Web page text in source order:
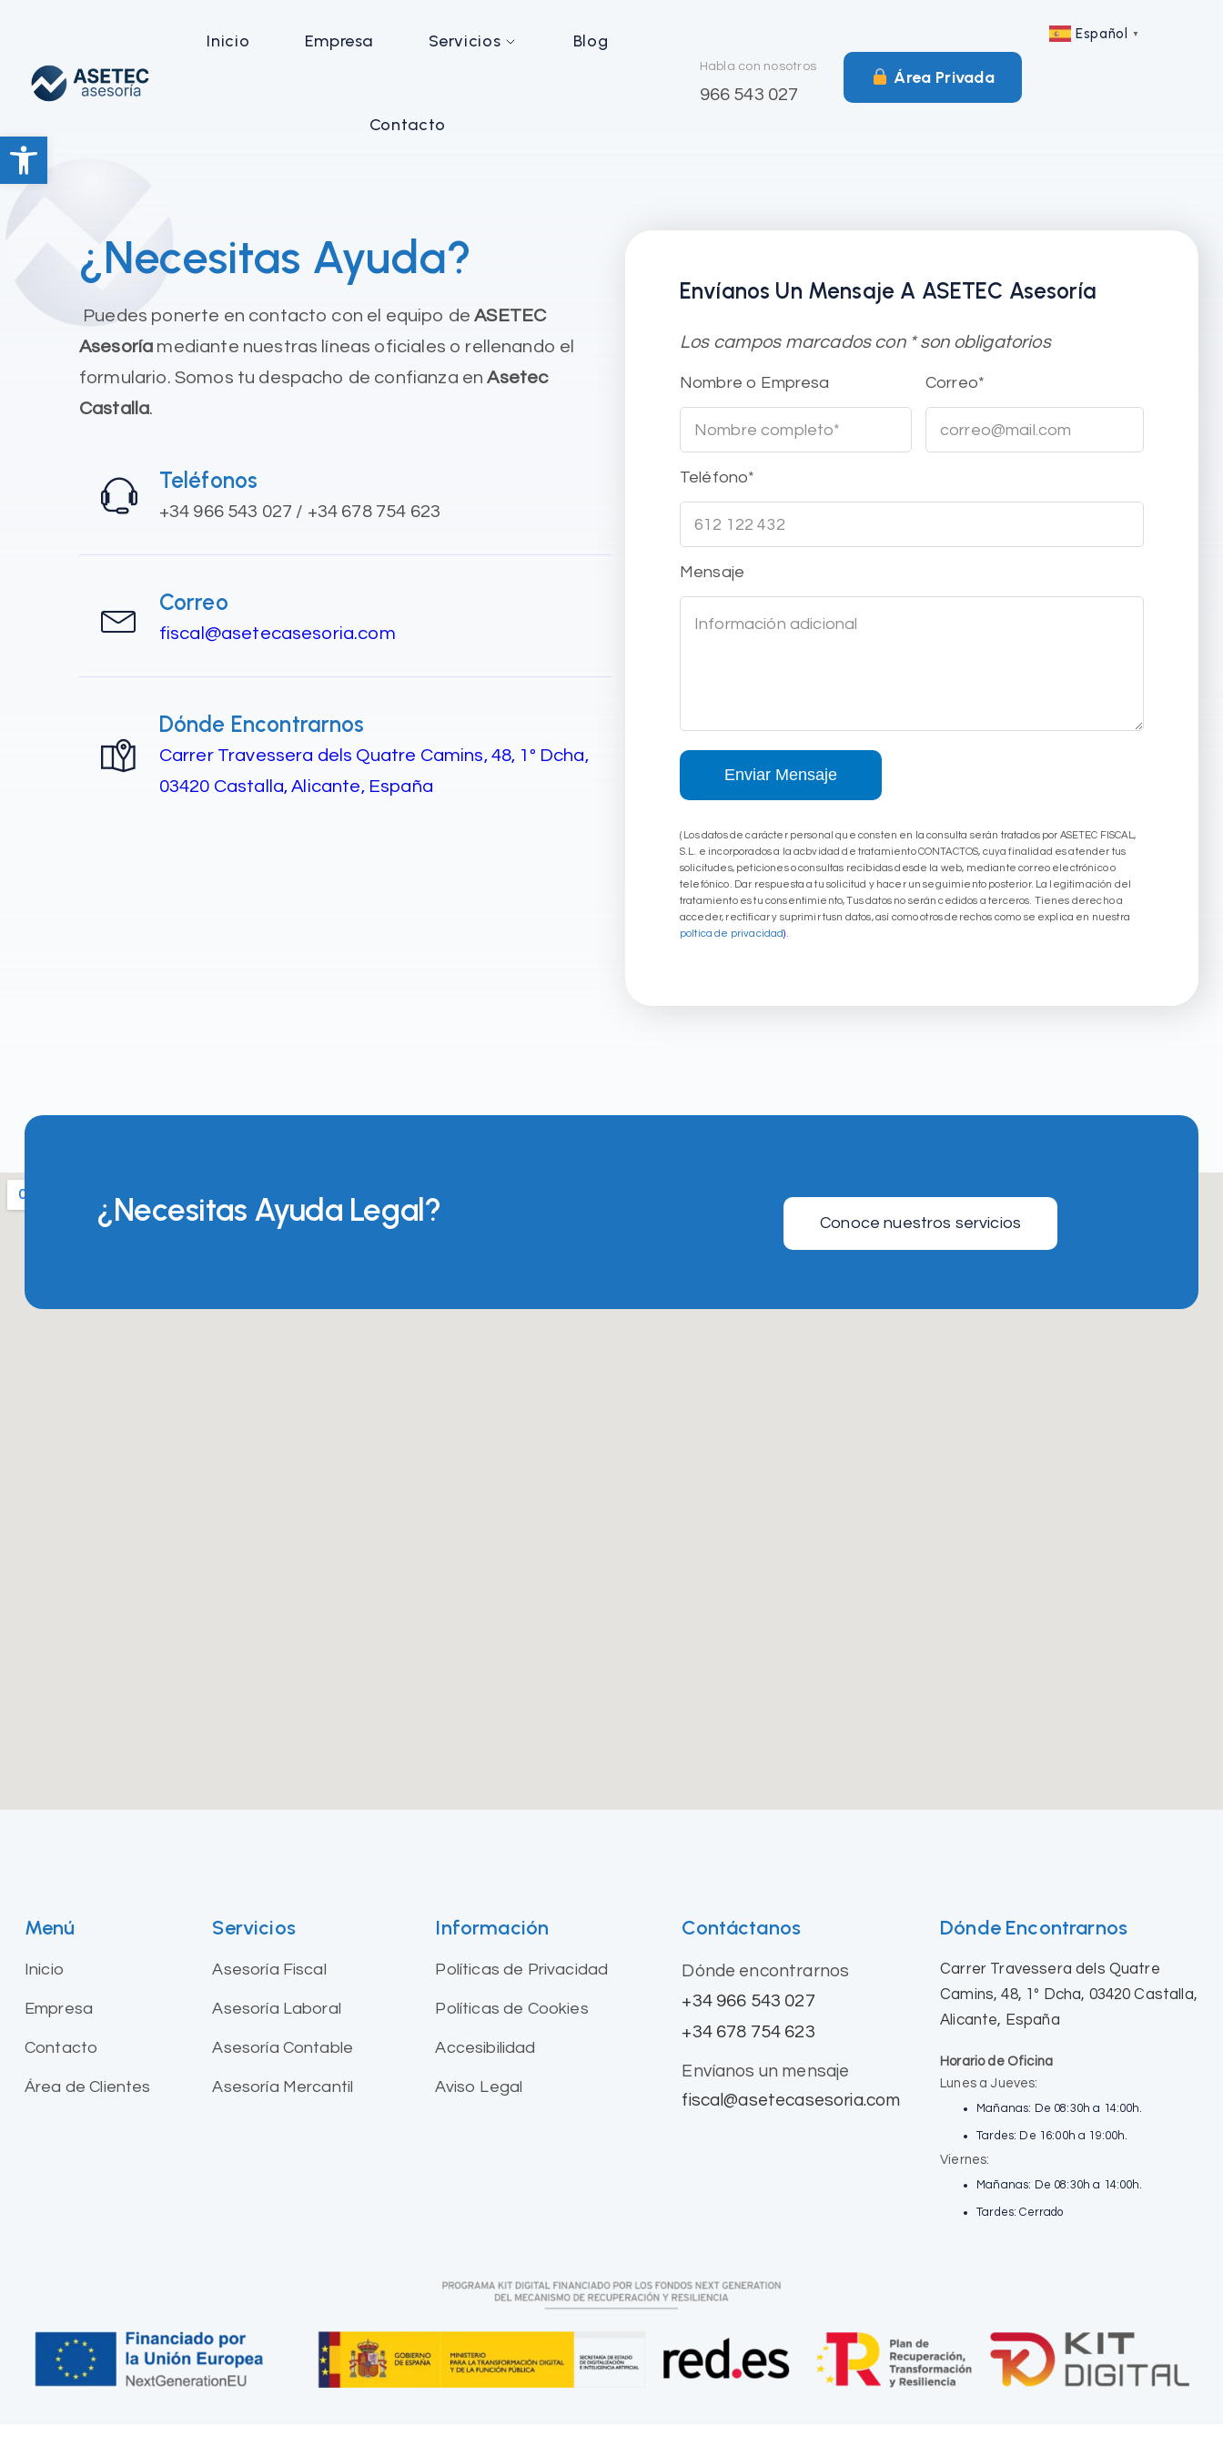
Abrir barra de herramientas
Inicio Empresa Servicios Blog
Contacto
Habla con nosotros
966 543 027
︎ Área Privada
Español ▼
¿Necesitas Ayuda?
Puedes ponerte en contacto con el equipo deASETEC
Asesoría mediante nuestras líneas oficiales o rellenando el
formulario. Somos tu despacho de confianza enAsetec
Castalla.
Teléfonos
+34 966 543 027 / +34 678 754 623
Correo
fiscal@asetecasesoria.com
Dónde Encontrarnos
Carrer Travessera dels Quatre Camins, 48, 1º Dcha,
03420 Castalla, Alicante, España
Envíanos Un Mensaje A ASETEC Asesoría
Los campos marcados con * son obligatorios
Nombre o Empresa Correo*
Teléfono*
Mensaje
( Los datos de carácter personal que consten en la consulta serán tratados por ASETEC FISCAL,
S.L. e incorporados a la acbvidad de tratamiento CONTACTOS, cuya finalidad es atender tus
solicitudes, peticiones o consultas recibidas desde la web, mediante correo electrónico o
telefónico. Dar respuesta a tu solicitud y hacer un seguimiento posterior. La legitimación del
tratamiento es tu consentimiento, Tus datos no serán cedidos a terceros. Tienes derecho a
acceder, rectificar y suprimir tusn datos, así como otros derechos como se explica en nuestra
poltica de privacidad)
¿Necesitas Ayuda Legal? Conoce nuestros servicios
Menú
Inicio
Empresa
Contacto
Área de Clientes
Servicios
Asesoría Fiscal
Asesoría Laboral
Asesoría Contable
Asesoría Mercantil
Información
Políticas de Privacidad
Políticas de Cookies
Accesibilidad
Aviso Legal
Contáctanos
Dónde encontrarnos
+34 966 543 027
+34 678 754 623
Envíanos un mensaje
fiscal@asetecasesoria.com
Dónde Encontrarnos
Carrer Travessera dels Quatre
Camins, 48, 1º Dcha, 03420 Castalla,
Alicante, España
Horario de Oficina
Lunes a Jueves:
Mañanas: De 08:30h a 14:00h.
Tardes: De 16:00h a 19:00h.
Viernes:
Mañanas: De 08:30h a 14:00h.
Tardes: Cerrado